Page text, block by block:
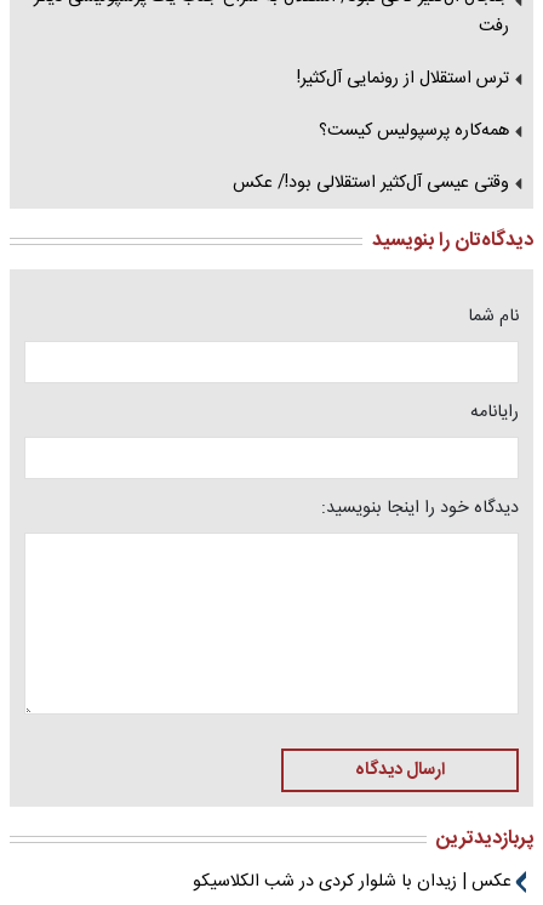
رفت
ترس استقلال از رونمایی آل‌کثیر!
همه‌کاره پرسپولیس کیست؟
وقتی عیسی آل‌کثیر استقلالی بود!/ عکس
دیدگاه‌تان را بنویسید
نام شما
رایانامه
دیدگاه خود را اینجا بنویسید:
ارسال دیدگاه
پربازدیدترین
عکس | زیدان با شلوار کردی در شب الکلاسیکو